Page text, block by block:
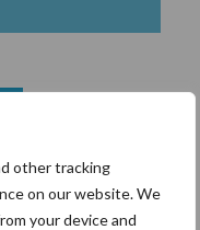
other tracking
on our website. We
your device and
Partner nieuws